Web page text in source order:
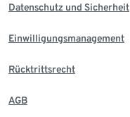
Datenschutz und Sicherheit
Einwilligungsmanagement
Rücktrittsrecht
AGB